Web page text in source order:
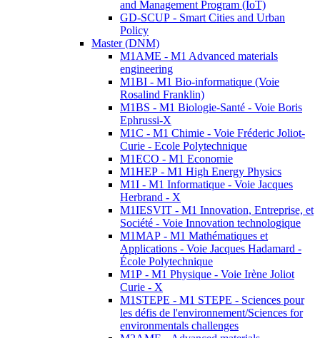
and Management Program (IoT)
GD-SCUP - Smart Cities and Urban
Policy
Master (DNM)
M1AME - M1 Advanced materials
engineering
M1BI - M1 Bio-informatique (Voie
Rosalind Franklin)
M1BS - M1 Biologie-Santé - Voie Boris
Ephrussi-X
M1C - M1 Chimie - Voie Fréderic Joliot-
Curie - Ecole Polytechnique
M1ECO - M1 Economie
M1HEP - M1 High Energy Physics
M1I - M1 Informatique - Voie Jacques
Herbrand - X
M1IESVIT - M1 Innovation, Entreprise, et
Société - Voie Innovation technologique
M1MAP - M1 Mathématiques et
Applications - Voie Jacques Hadamard -
École Polytechnique
M1P - M1 Physique - Voie Irène Joliot
Curie - X
M1STEPE - M1 STEPE - Sciences pour
les défis de l'environnement/Sciences for
environmentals challenges